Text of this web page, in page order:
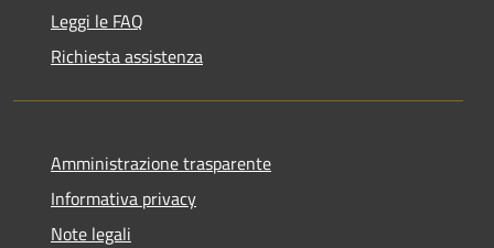
Leggi le FAQ
Richiesta assistenza
Amministrazione trasparente
Informativa privacy
Note legali